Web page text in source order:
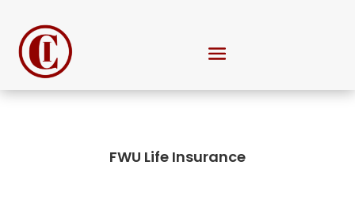
FWU Life Insurance